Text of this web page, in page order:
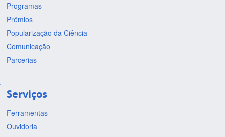
Programas
Prêmios
Popularização da Ciência
Comunicação
Parcerias
Serviços
Ferramentas
Ouvidoria